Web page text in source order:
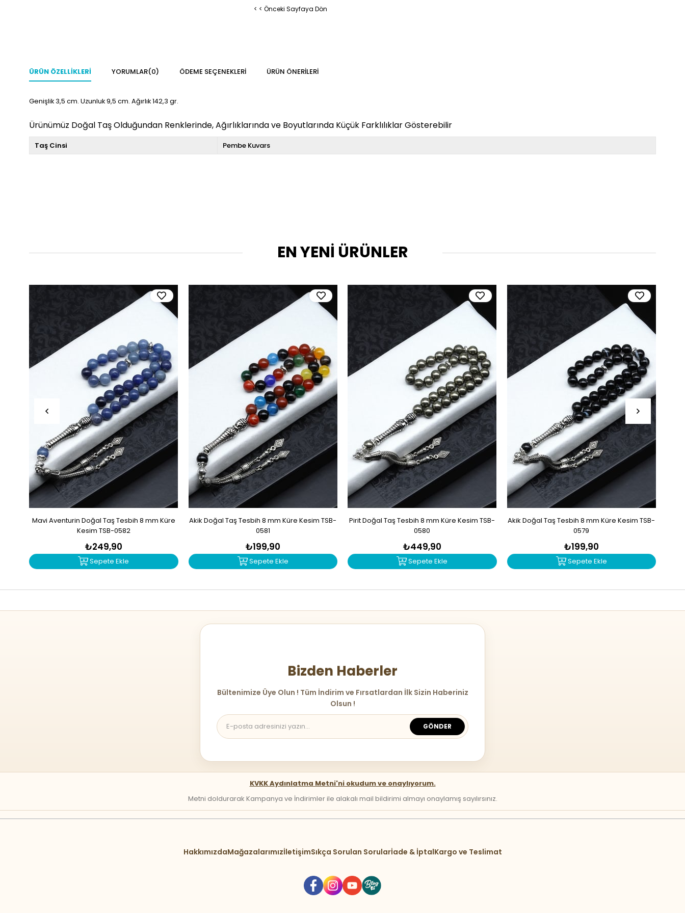
< < Önceki Sayfaya Dön
ÜRÜN ÖZELLIKLERI YORUMLAR(0) ÖDEME SEÇENEKLERI ÜRÜN ÖNERILERI
Genişlik 3,5 cm. Uzunluk 9,5 cm. Ağırlık 142,3 gr.
Ürünümüz Doğal Taş Olduğundan Renklerinde, Ağırlıklarında ve Boyutlarında Küçük Farklılıklar Gösterebilir
Taş Cinsi Pembe Kuvars
EN YENİ ÜRÜNLER
Mavi Aventurin Doğal Taş Tesbih 8 mm Küre
Kesim TSB-0582
₺249,90
Sepete Ekle
Akik Doğal Taş Tesbih 8 mm Küre Kesim TSB-
0581
₺199,90
Sepete Ekle
Pirit Doğal Taş Tesbih 8 mm Küre Kesim TSB-
0580
₺449,90
Sepete Ekle
Akik Doğal Taş Tesbih 8 mm Küre Kesim TSB-
0579
₺199,90
Sepete Ekle
Bizden Haberler
Bültenimize Üye Olun ! Tüm İndirim ve Fırsatlardan İlk Sizin Haberiniz
Olsun !
GÖNDER
KVKK Aydınlatma Metni'ni okudum ve onaylıyorum.
Metni doldurarak Kampanya ve İndirimler ile alakalı mail bildirimi almayı onaylamış sayılırsınız.
HakkımızdaMağazalarımızİletişimSıkça Sorulan Sorularİade & İptalKargo ve Teslimat